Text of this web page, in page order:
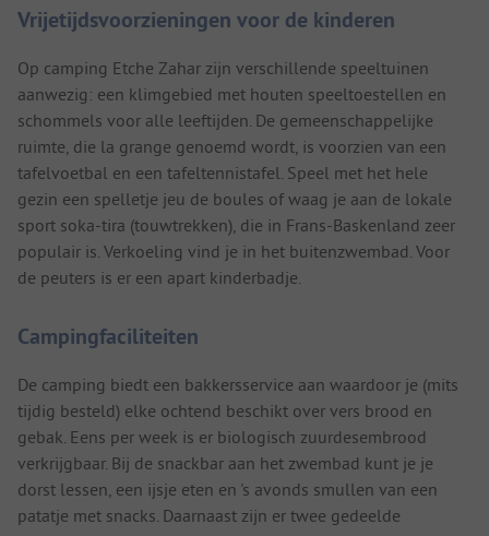
Vrijetijdsvoorzieningen voor de kinderen
Op camping Etche Zahar zijn verschillende speeltuinen
aanwezig: een klimgebied met houten speeltoestellen en
schommels voor alle leeftijden. De gemeenschappelijke
ruimte, die la grange genoemd wordt, is voorzien van een
tafelvoetbal en een tafeltennistafel. Speel met het hele
gezin een spelletje jeu de boules of waag je aan de lokale
sport soka-tira (touwtrekken), die in Frans-Baskenland zeer
populair is. Verkoeling vind je in het buitenzwembad. Voor
de peuters is er een apart kinderbadje.
Campingfaciliteiten
De camping biedt een bakkersservice aan waardoor je (mits
tijdig besteld) elke ochtend beschikt over vers brood en
gebak. Eens per week is er biologisch zuurdesembrood
verkrijgbaar. Bij de snackbar aan het zwembad kunt je je
dorst lessen, een ijsje eten en 's avonds smullen van een
patatje met snacks. Daarnaast zijn er twee gedeelde